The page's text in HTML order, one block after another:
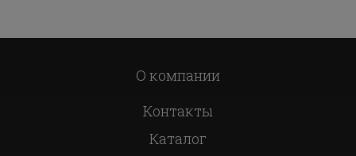
О компании
Контакты
Каталог